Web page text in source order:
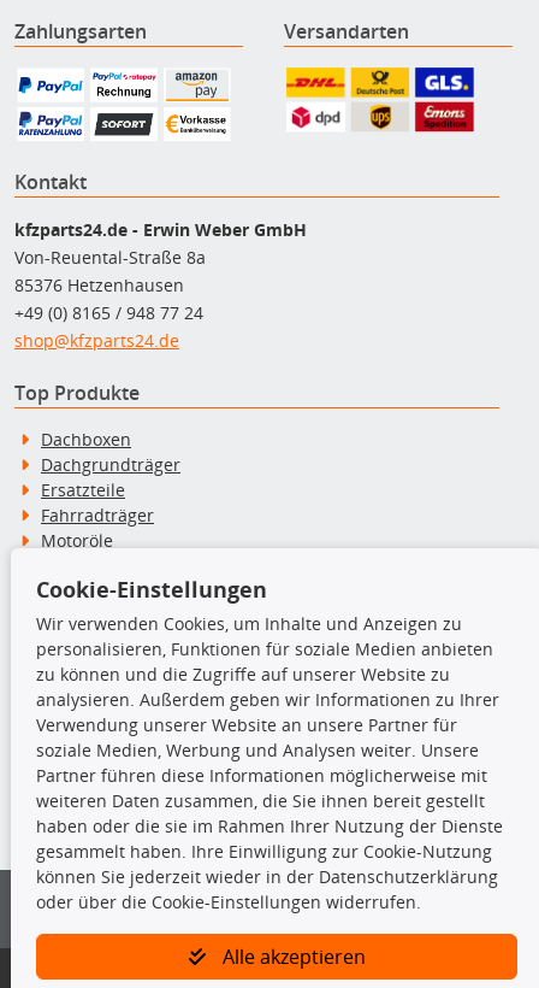
Zahlungsarten Versandarten
Kontakt
kfzparts24.de - Erwin Weber GmbH
Von-Reuental-Straße 8a
85376 Hetzenhausen
+49 (0) 8165 / 948 77 24
shop@kfzparts24.de
Top Produkte
Dachboxen
Dachgrundträger
Ersatzteile
Fahrradträger
Motoröle
Schneeketten
TecDoc Inside
Die hier angezeigten Daten insbesondere die gesamte Datenbank dürfen
nicht kopiert werden.
Es ist zu unterlassen, die Daten oder die gesamte Datenbank ohne
vorherige Zustimmung von TecDoc zu vervielfältigen, zu verbreiten
und/oder diese Handlungen durch Dritte ausführen zu lassen. Ein
Bitte prüfen Sie, ob das über unseren Onlineshop identifizierte Ersatzteil
Cookie-Einstellungen
Wir verwenden Cookies, um Inhalte und Anzeigen zu
personalisieren, Funktionen für soziale Medien anbieten
zu können und die Zugriffe auf unserer Website zu
analysieren. Außerdem geben wir Informationen zu Ihrer
Verwendung unserer Website an unsere Partner für
soziale Medien, Werbung und Analysen weiter. Unsere
Partner führen diese Informationen möglicherweise mit
weiteren Daten zusammen, die Sie ihnen bereit gestellt
haben oder die sie im Rahmen Ihrer Nutzung der Dienste
gesammelt haben. Ihre Einwilligung zur Cookie-Nutzung
können Sie jederzeit wieder in der Datenschutzerklärung
oder über die Cookie-Einstellungen widerrufen.
Alle akzeptieren